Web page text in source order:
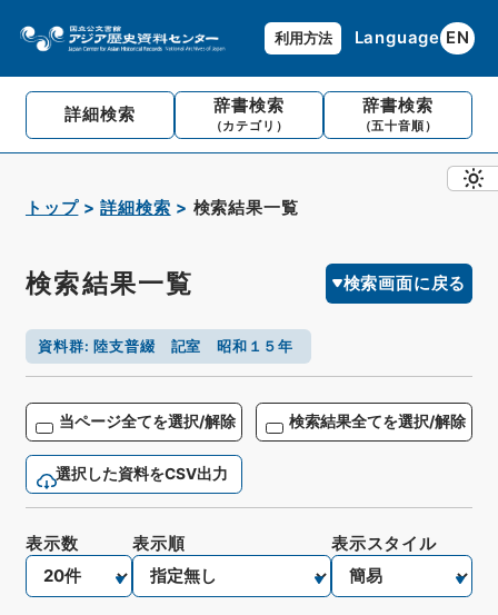
利用方法 Language EN
詳細検索 辞書検索
（カテゴリ）
辞書検索
（五十音順）
トップ 詳細検索 検索結果一覧
検索結果一覧 検索画面に戻る
資料群: 陸支普綴 記室 昭和１５年
当ページ全てを選択/解除 検索結果全てを選択/解除
選択した資料をCSV出力
表示数 表示順 表示スタイル